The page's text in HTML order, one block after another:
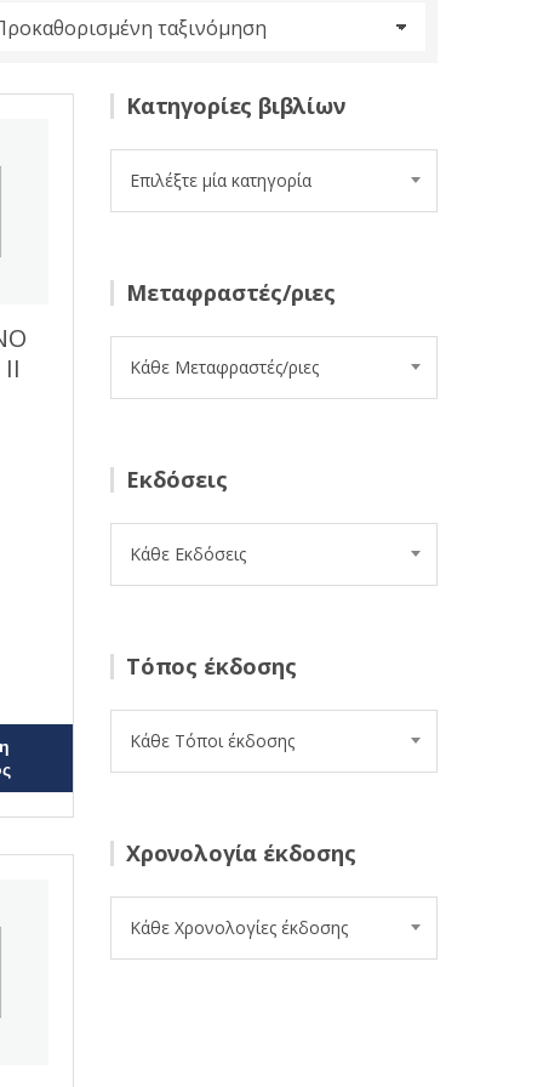
Κατηγορίες βιβλίων
Επιλέξτε μία κατηγορία
Μεταφραστές/ριες
Κάθε Μεταφραστές/ριες
Εκδόσεις
Κάθε Εκδόσεις
Τόπος έκδοσης
Κάθε Τόποι έκδοσης
Χρονολογία έκδοσης
Κάθε Χρονολογίες έκδοσης